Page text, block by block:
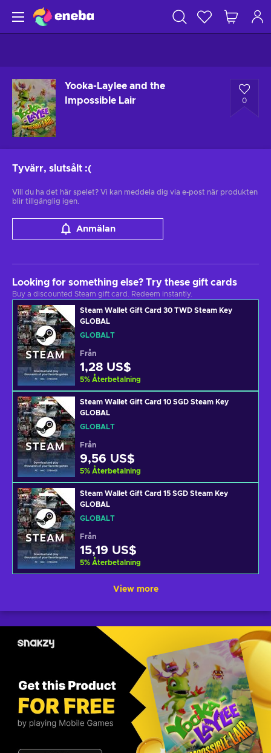
Yooka-Laylee and the
Impossible Lair
0
Tyvärr, slutsålt :(
Vill du ha det här spelet? Vi kan meddela dig via e-post när produkten
blir tillgänglig igen.
Anmälan
Looking for something else? Try these gift cards
Buy a discounted Steam gift card. Redeem instantly.
Steam Wallet Gift Card 30 TWD Steam Key
GLOBAL
GLOBALT
Från
1,28 US$
5% Återbetalning
Steam Wallet Gift Card 10 SGD Steam Key
GLOBAL
GLOBALT
Från
9,56 US$
5% Återbetalning
Steam Wallet Gift Card 15 SGD Steam Key
GLOBAL
GLOBALT
Från
15,19 US$
5% Återbetalning
View more